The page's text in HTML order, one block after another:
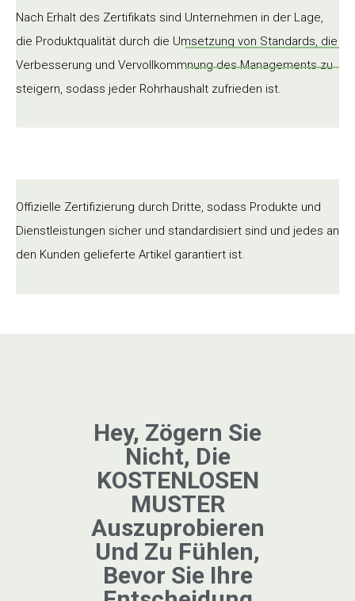
Nach Erhalt des Zertifikats sind Unternehmen in der Lage,
die Produktqualität durch die Umsetzung von Standards, die
Verbesserung und Vervollkommnung des Managements zu
steigern, sodass jeder Rohrhaushalt zufrieden ist.
Offizielle Zertifizierung durch Dritte, sodass Produkte und
Dienstleistungen sicher und standardisiert sind und jedes an
den Kunden gelieferte Artikel garantiert ist.
Hey, Zögern Sie
Nicht, Die
KOSTENLOSEN
MUSTER
Auszuprobieren
Und Zu Fühlen,
Bevor Sie Ihre